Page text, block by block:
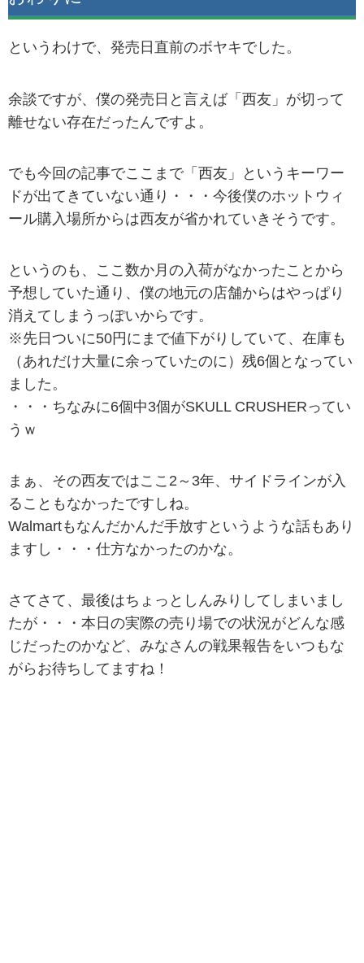
というわけで、発売日直前のボヤキでした。
余談ですが、僕の発売日と言えば「西友」が切って
離せない存在だったんですよ。
でも今回の記事でここまで「西友」というキーワー
ドが出てきていない通り・・・今後僕のホットウィ
ール購入場所からは西友が省かれていきそうです。
というのも、ここ数か月の入荷がなかったことから
予想していた通り、僕の地元の店舗からはやっぱり
消えてしまうっぽいからです。
※先日ついに50円にまで値下がりしていて、在庫も
（あれだけ大量に余っていたのに）残6個となってい
ました。
・・・ちなみに6個中3個がSKULL CRUSHERってい
うｗ
まぁ、その西友ではここ2～3年、サイドラインが入
ることもなかったですしね。
Walmartもなんだかんだ手放すというような話もあり
ますし・・・仕方なかったのかな。
さてさて、最後はちょっとしんみりしてしまいまし
たが・・・本日の実際の売り場での状況がどんな感
じだったのかなど、みなさんの戦果報告をいつもな
がらお待ちしてますね！